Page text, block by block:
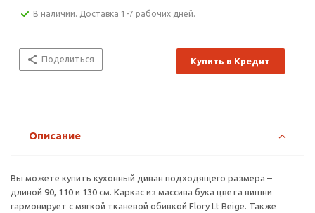
В наличии. Доставка 1-7 рабочих дней.
Поделиться Купить в Кредит
Описание
Вы можете купить кухонный диван подходящего размера –
длиной 90, 110 и 130 см. Каркас из массива бука цвета вишни
гармонирует с мягкой тканевой обивкой Flory Lt Beige. Также